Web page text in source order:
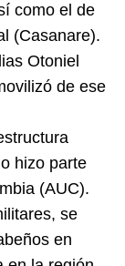
como el de
(Casanare).
Otoniel
de ese
hizo parte
(AUC).
se
en